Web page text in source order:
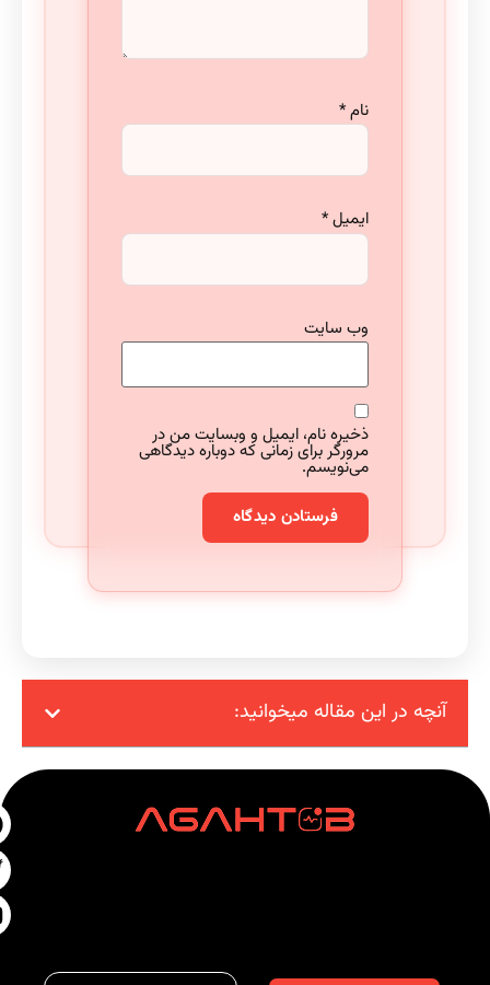
ایمیل*
وب‌ سایت
ذخیره نام، ایمیل و وبسایت من در
مرورگر برای زمانی که دوباره دیدگاهی
می‌نویسم.
آنچه در این مقاله میخوانید: